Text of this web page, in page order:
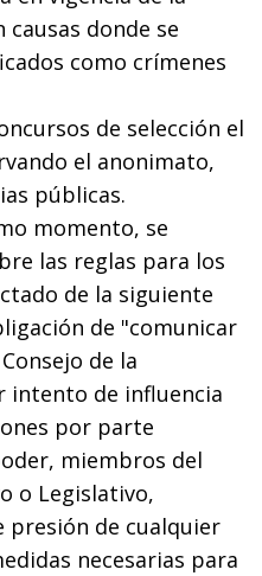
donde se
como crímenes
de selección el
el anonimato,
públicas.
momento, se
las reglas para los
de la siguiente
de "comunicar
de la
intento de influencia
por parte
miembros del
o Legislativo,
presión de cualquier
necesarias para